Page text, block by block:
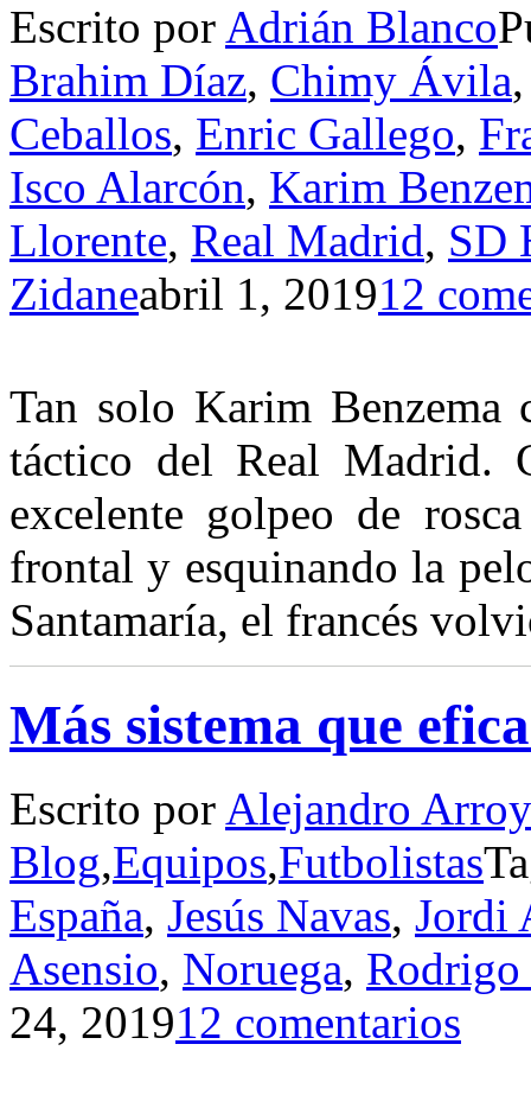
Escrito por Adrián Blanco
Brahim Díaz, Chimy Ávila
Ceballos, Enric Gallego,
Isco Alarcón, Karim
Llorente, Real Madrid, SD
Zidaneabril 1, 201912
Tan solo Karim Benzema
táctico del Real Madrid.
excelente golpeo de
frontal y esquinando la
Santamaría, el francés
Más sistema que
Escrito por Alejandro
Blog,Equipos,Futbolistas
España, Jesús Navas, Jordi
Asensio, Noruega,
24, 201912 comentarios